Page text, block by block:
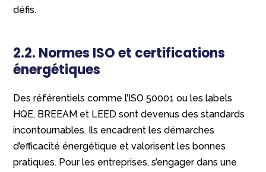
défis.
2.2. Normes ISO et certifications
énergétiques
Des référentiels comme l’ISO 50001 ou les labels
HQE, BREEAM et LEED sont devenus des standards
incontournables. Ils encadrent les démarches
d’efficacité énergétique et valorisent les bonnes
pratiques. Pour les entreprises, s’engager dans une